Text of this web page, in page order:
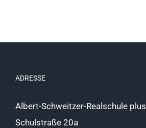
ADRESSE
Albert-Schweitzer-Realschule plus
Schulstraße 20a